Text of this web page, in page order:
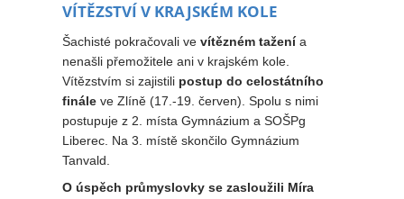
VÍTĚZSTVÍ V KRAJSKÉM KOLE
Šachisté pokračovali ve vítězném taženía
nenašli přemožitele ani v krajském kole.
Vítězstvím si zajistili postup do celostátního
finále ve Zlíně (17.-19. červen). Spolu s nimi
postupuje z 2. místa Gymnázium a SOŠPg
Liberec. Na 3. místě skončilo Gymnázium
Tanvald.
O úspěch průmyslovky se zasloužili Míra